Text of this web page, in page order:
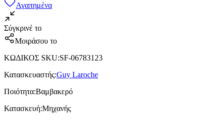
Αγαπημένα
Σύγκρινέ το
Μοιράσου το
ΚΩΔΙΚΟΣ SKU:SF-06783123
Κατασκευαστής:Guy Laroche
Ποιότητα:Βαμβακερό
Κατασκευή:Μηχανής